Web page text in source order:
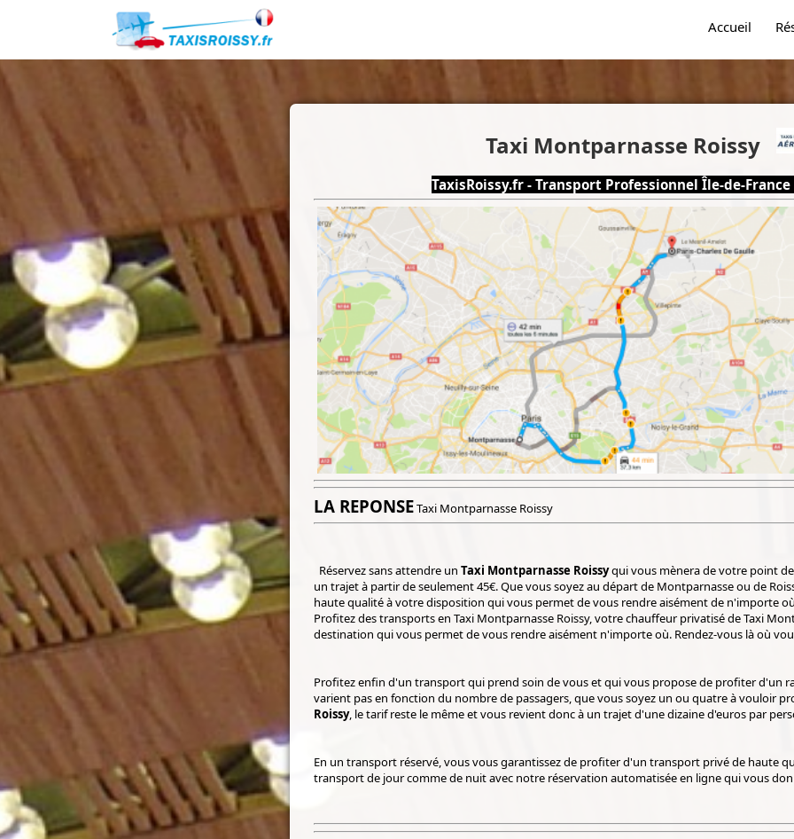
Accueil
Taxi Montparnasse Roissy
TaxisRoissy.fr - Transport Professionnel Île-de-
LA REPONSETaxi Montparnasse Roissy
Réservez sans attendre un Taxi Montparnasse Roissyqui vous mènera de votre point
un trajet à partir de seulement 45€. Que vous soyez au départ de Montparnasse ou de
haute qualité à votre disposition qui vous permet de vous rendre aisément de n'importe
Profitez des transports en Taxi Montparnasse Roissy, votre chauffeur privatisé de Taxi
destination qui vous permet de vous rendre aisément n'importe où. Rendez-vous là où
Profitez enfin d'un transport qui prend soin de vous et qui vous propose de profiter d'un
varient pas en fonction du nombre de passagers, que vous soyez un ou quatre à vouloir
Roissy, le tarif reste le même et vous revient donc à un trajet d'une dizaine d'euros par
En un transport réservé, vous vous garantissez de profiter d'un transport privé de haute
transport de jour comme de nuit avec notre réservation automatisée en ligne qui vous